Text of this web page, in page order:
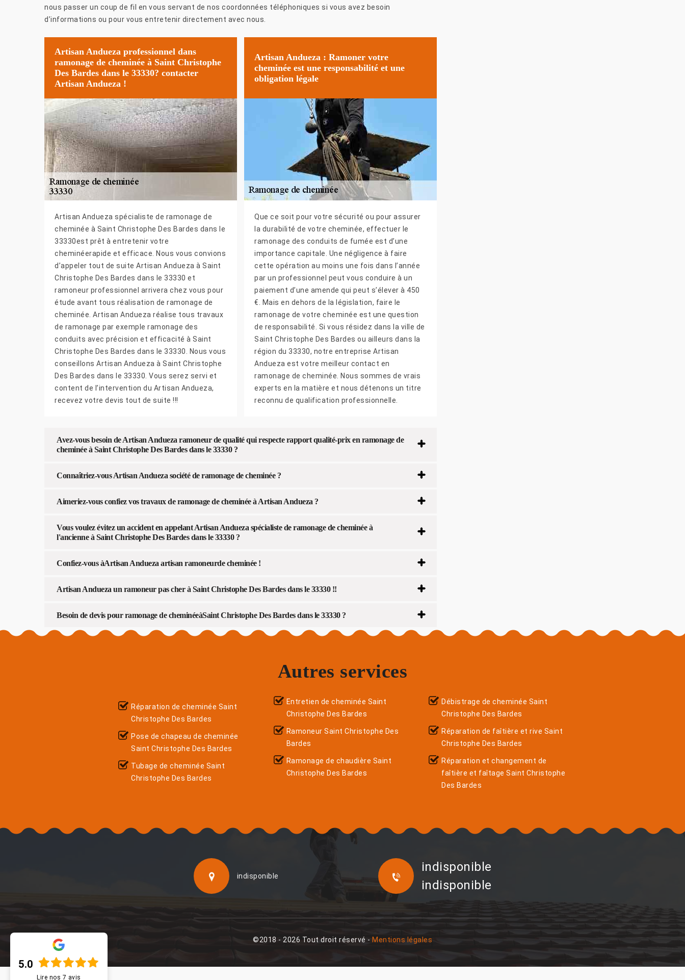
nous passer un coup de fil en vous servant de nos coordonnées téléphoniques si vous avez besoin
d’informations ou pour vous entretenir directement avec nous.
Artisan Andueza professionnel dans
ramonage de cheminée à Saint Christophe
Des Bardes dans le 33330? contacter
Artisan Andueza !
Artisan Andueza spécialiste de ramonage de
cheminée à Saint Christophe Des Bardes dans le
33330est prêt à entretenir votre
cheminéerapide et efficace. Nous vous convions
d’appeler tout de suite Artisan Andueza à Saint
Christophe Des Bardes dans le 33330 et
ramoneur professionnel arrivera chez vous pour
étude avant tous réalisation de ramonage de
cheminée. Artisan Andueza réalise tous travaux
de ramonage par exemple ramonage des
conduits avec précision et efficacité à Saint
Christophe Des Bardes dans le 33330. Nous vous
conseillons Artisan Andueza à Saint Christophe
Des Bardes dans le 33330. Vous serez servi et
content de l’intervention du Artisan Andueza,
recevez votre devis tout de suite !!!
Artisan Andueza : Ramoner votre
cheminée est une responsabilité et une
obligation légale
Que ce soit pour votre sécurité ou pour assurer
la durabilité de votre cheminée, effectuer le
ramonage des conduits de fumée est d’une
importance capitale. Une négligence à faire
cette opération au moins une fois dans l’année
par un professionnel peut vous conduire à un
paiement d’une amende qui peut s’élever à 450
€. Mais en dehors de la législation, faire le
ramonage de votre cheminée est une question
de responsabilité. Si vous résidez dans la ville de
Saint Christophe Des Bardes ou ailleurs dans la
région du 33330, notre entreprise Artisan
Andueza est votre meilleur contact en
ramonage de cheminée. Nous sommes de vrais
experts en la matière et nous détenons un titre
reconnu de qualification professionnelle.
Avez-vous besoin de Artisan Andueza ramoneur de qualité qui respecte rapport qualité-prix en ramonage de
cheminée à Saint Christophe Des Bardes dans le 33330 ?
Connaîtriez-vous Artisan Andueza société de ramonage de cheminée ?
Aimeriez-vous confiez vos travaux de ramonage de cheminée à Artisan Andueza ?
Vous voulez évitez un accident en appelant Artisan Andueza spécialiste de ramonage de cheminée à
l'ancienne à Saint Christophe Des Bardes dans le 33330 ?
Confiez-vous àArtisan Andueza artisan ramoneurde cheminée !
Artisan Andueza un ramoneur pas cher à Saint Christophe Des Bardes dans le 33330 !!
Besoin de devis pour ramonage de cheminéeàSaint Christophe Des Bardes dans le 33330 ?
Autres services
Réparation de cheminée Saint
Christophe Des Bardes
Pose de chapeau de cheminée
Saint Christophe Des Bardes
Tubage de cheminée Saint
Christophe Des Bardes
Entretien de cheminée Saint
Christophe Des Bardes
Ramoneur Saint Christophe Des
Bardes
Ramonage de chaudière Saint
Christophe Des Bardes
Débistrage de cheminée Saint
Christophe Des Bardes
Réparation de faîtière et rive Saint
Christophe Des Bardes
Réparation et changement de
faîtière et faîtage Saint Christophe
Des Bardes
indisponible
indisponible
indisponible
©2018 - 2026 Tout droit réservé - Mentions légales
5.0
Lire nos 7 avis